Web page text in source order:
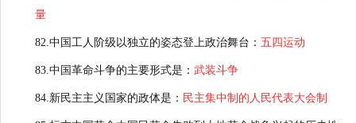
量
82.中国工人阶级以独立的姿态登上政治舞台： 五四运动
83.中国革命斗争的主要形式是： 武装斗争
84.新民主主义国家的政体是： 民主集中制的人民代表大会制